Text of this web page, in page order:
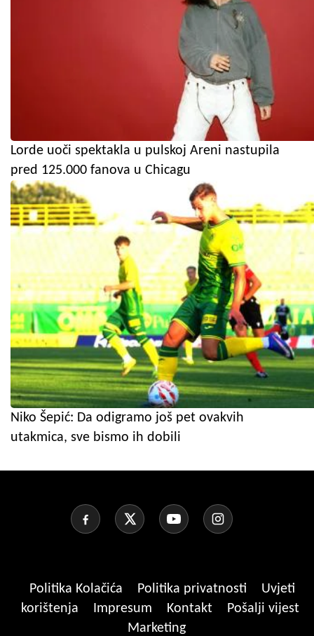
Lorde uoči spektakla u pulskoj Areni nastupila
pred 125.000 fanova u Chicagu
Niko Šepić: Da odigramo još pet ovakvih
utakmica, sve bismo ih dobili
Politika Kolačića Politika privatnosti
Uvjeti
korištenja
Impresum Kontakt
Pošalji vijest
Marketing